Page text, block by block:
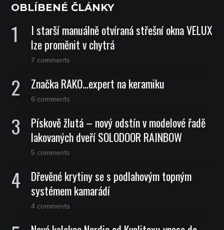
OBLÍBENÉ ČLÁNKY
I starší manuálně otvíraná střešní okna VELUX
lze proměnit v chytrá
7 comments
Značka RAKO…expert na keramiku
6 comments
Pískově žlutá – nový odstín v modelové řadě
lakovaných dveří SOLODOOR RAINBOW
5 comments
Dřevěné krytiny se s podlahovým topným
systémem kamarádí
4 comments